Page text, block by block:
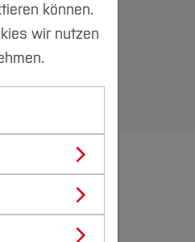
können.
wir nutzen